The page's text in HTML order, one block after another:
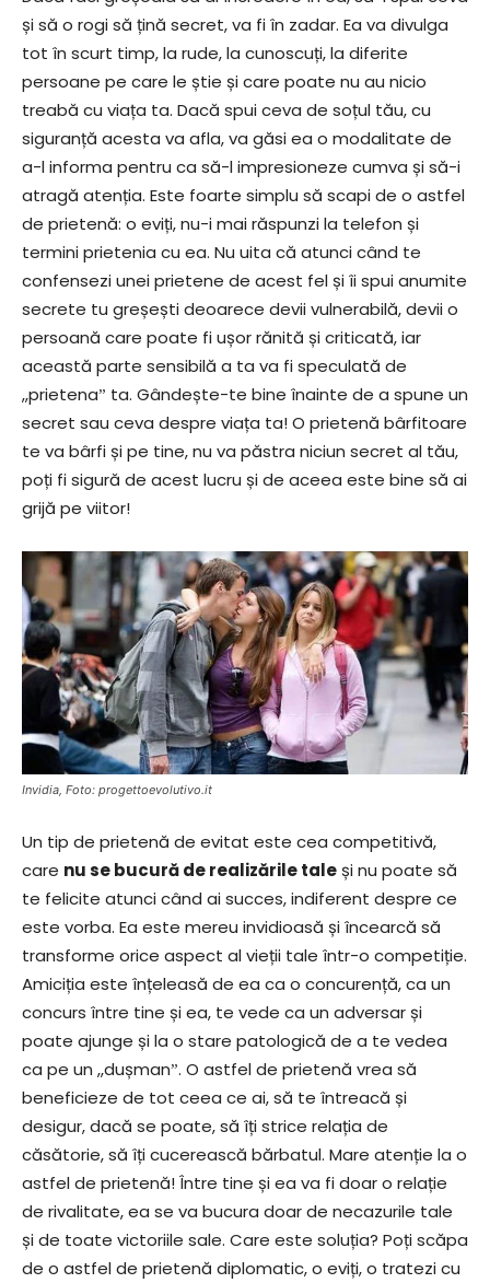
și să o rogi să țină secret, va fi în zadar. Ea va divulga
tot în scurt timp, la rude, la cunoscuți, la diferite
persoane pe care le știe și care poate nu au nicio
treabă cu viața ta. Dacă spui ceva de soțul tău, cu
siguranță acesta va afla, va găsi ea o modalitate de
a-l informa pentru ca să-l impresioneze cumva și să-i
atragă atenția. Este foarte simplu să scapi de o astfel
de prietenă: o eviți, nu-i mai răspunzi la telefon și
termini prietenia cu ea. Nu uita că atunci când te
confensezi unei prietene de acest fel și îi spui anumite
secrete tu greșești deoarece devii vulnerabilă, devii o
persoană care poate fi ușor rănită și criticată, iar
această parte sensibilă a ta va fi speculată de
,,prietenaˮ ta. Gândește-te bine înainte de a spune un
secret sau ceva despre viața ta! O prietenă bârfitoare
te va bârfi și pe tine, nu va păstra niciun secret al tău,
poți fi sigură de acest lucru și de aceea este bine să ai
grijă pe viitor!
Invidia, Foto: progettoevolutivo.it
Un tip de prietenă de evitat este cea competitivă,
care nu se bucură de realizările taleși nu poate să
te felicite atunci când ai succes, indiferent despre ce
este vorba. Ea este mereu invidioasă și încearcă să
transforme orice aspect al vieții tale într-o competiție.
Amiciția este înțeleasă de ea ca o concurență, ca un
concurs între tine și ea, te vede ca un adversar și
poate ajunge și la o stare patologică de a te vedea
ca pe un ,,dușmanˮ. O astfel de prietenă vrea să
beneficieze de tot ceea ce ai, să te întreacă și
desigur, dacă se poate, să îți strice relația de
căsătorie, să îți cucerească bărbatul. Mare atenție la o
astfel de prietenă! Între tine și ea va fi doar o relație
de rivalitate, ea se va bucura doar de necazurile tale
și de toate victoriile sale. Care este soluția? Poți scăpa
de o astfel de prietenă diplomatic, o eviți, o tratezi cu